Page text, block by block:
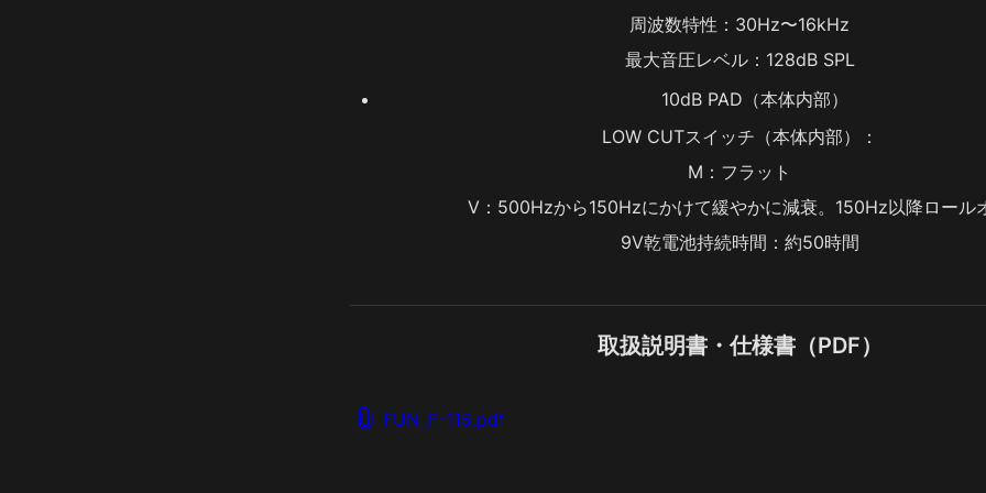
周波数特性：30Hz〜16kHz
最大音圧レベル：128dB SPL
10dB PAD（本体内部）
LOW CUTスイッチ（本体内部）：
M：フラット
V：500Hzから150Hzにかけて緩やかに減衰。150Hz以降ロール
9V乾電池持続時間：約50時間
取扱説明書・仕様書（PDF）
FUN_F-115.pdf